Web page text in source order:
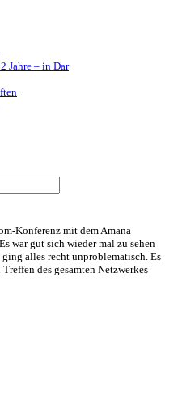
Jahre – in Dar
Konferenz mit dem Amana
war gut sich wieder mal zu sehen
alles recht unproblematisch. Es
des gesamten Netzwerkes